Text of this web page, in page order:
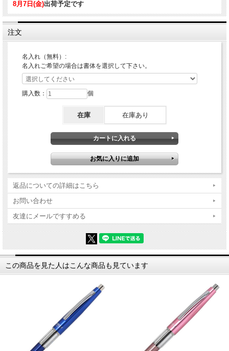
■商品詳細
サイズ：約15*12*125mm
重量：約22g
ャップ アルミ
■対応する消耗品はこちら
シャープペンシル替芯 Pentel Ain 0.5｜シャープペンシル用替え消しゴム 4個セット
8月7日(金)出荷予定です
注文
名入れ（無料）:
名入れご希望の場合は書体を選択して下さい。
購入数： 個
在庫 在庫あり
返品についての詳細はこちら
お問い合わせ
友達にメールですすめる
この商品を見た人はこんな商品も見ています